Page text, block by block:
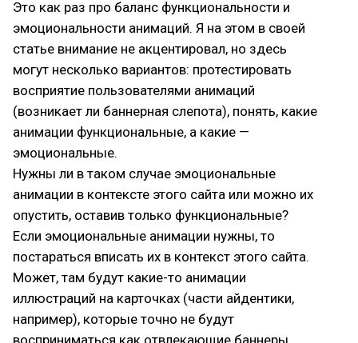
Это как раз про баланс функциональности и
эмоциональности анимаций. Я на этом в своей
статье внимание не акцентировал, но здесь
могут несколько вариантов: протестировать
восприятие пользователями анимаций
(возникает ли баннерная слепота), понять, какие
анимации функциональные, а какие —
эмоциональные.
Нужны ли в таком случае эмоциональные
анимации в контексте этого сайта или можно их
опустить, оставив только функциональные?
Если эмоциональные анимации нужны, то
постараться вписать их в контекст этого сайта.
Может, там будут какие-то анимации
иллюстраций на карточках (части айдентики,
например), которые точно не будут
восприниматься как отвлекающие баннеры